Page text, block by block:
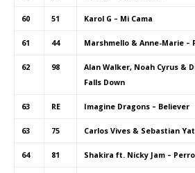
60 51 Karol G – Mi Cama
61 44 Marshmello & Anne-Marie –
62 98
Alan Walker, Noah Cyrus &
Falls Down
63 RE Imagine Dragons – Believer
63 75 Carlos Vives & Sebastian
64 81 Shakira ft. Nicky Jam –